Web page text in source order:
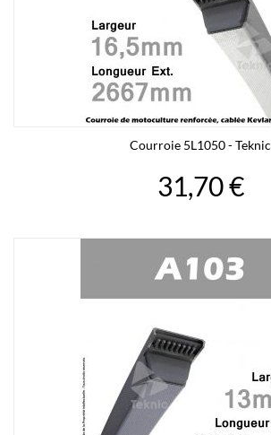
Courroie 5L1050 - Teknic
31,70 €